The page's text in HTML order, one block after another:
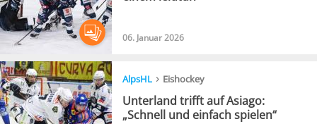
06. Januar 2026
AlpsHL › Eishockey
Unterland trifft auf Asiago:
„Schnell und einfach spielen“